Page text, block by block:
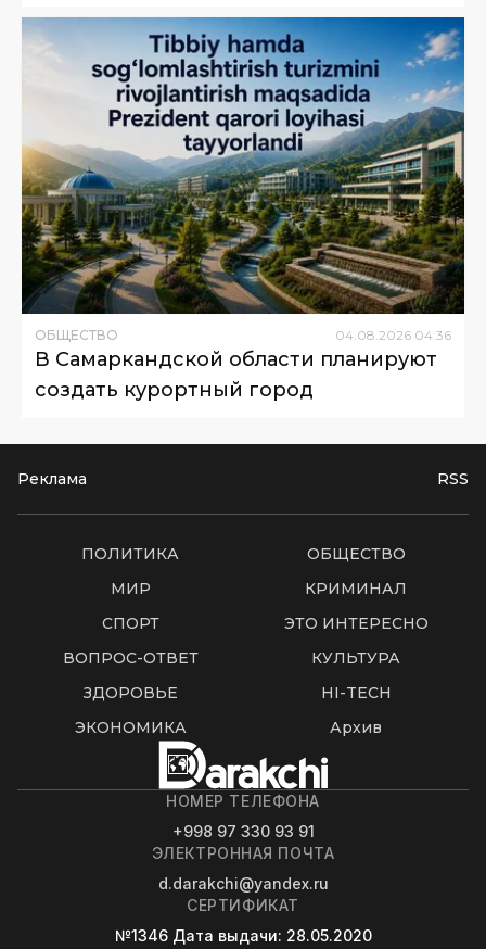
ОБЩЕСТВО 04 08 2026 04:36
В Самаркандской области планируют
создать курортный город
Реклама RSS
ПОЛИТИКА
ОБЩЕСТВО
МИР
КРИМИНАЛ
СПОРТ
ЭТО ИНТЕРЕСНО
ВОПРОС-ОТВЕТ
КУЛЬТУРА
ЗДОРОВЬЕ
HI-TECH
ЭКОНОМИКА
Архив
НОМЕР ТЕЛЕФОНА
+998 97 330 93 91
ЭЛЕКТРОННАЯ ПОЧТА
d.darakchi@yandex.ru
СЕРТИФИКАТ
№1346 Дата выдачи: 28.05.2020